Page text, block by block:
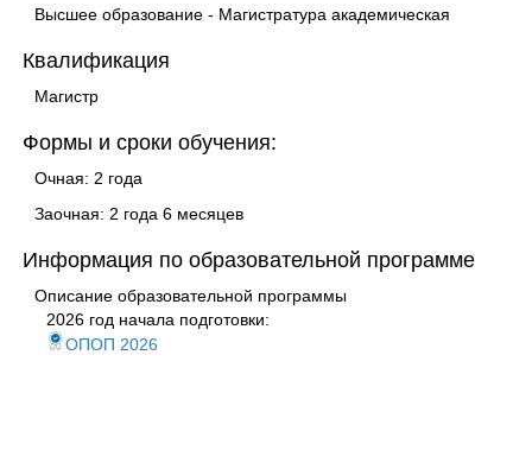
Высшее образование - Магистратура академическая
Квалификация
Магистр
Формы и сроки обучения:
Очная: 2 года
Заочная: 2 года 6 месяцев
Информация по образовательной программе
Описание образовательной программы
2026 год начала подготовки:
ОПОП 2026